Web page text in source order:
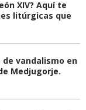
XIV? Aquí te
litúrgicas que
vandalismo en
Medjugorje.